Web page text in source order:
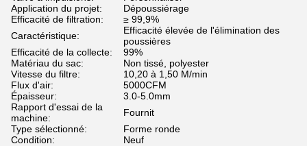
Application du projet:
Dépoussiérage
Efficacité de filtration:
≥ 99,9%
Caractéristique:
Efficacité élevée de l'élimination des
poussières
Efficacité de la collecte:
99%
Matériau du sac:
Non tissé, polyester
Vitesse du filtre:
10,20 à 1,50 M/min
Flux d'air:
5000CFM
Épaisseur:
3.0-5.0mm
Rapport d'essai de la
machine:
Fournit
Type sélectionné:
Forme ronde
Condition:
Neuf